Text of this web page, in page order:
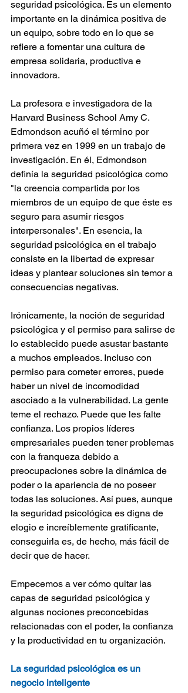
seguridad psicológica. Es un elemento
importante en la dinámica positiva de
un equipo, sobre todo en lo que se
refiere a fomentar una cultura de
empresa solidaria, productiva e
innovadora.
La profesora e investigadora de la
Harvard Business School Amy C.
Edmondson acuñó el término por
primera vez en 1999 en un trabajo de
investigación. En él, Edmondson
definía la seguridad psicológica como
"la creencia compartida por los
miembros de un equipo de que éste es
seguro para asumir riesgos
interpersonales". En esencia, la
seguridad psicológica en el trabajo
consiste en la libertad de expresar
ideas y plantear soluciones sin temor a
consecuencias negativas.
Irónicamente, la noción de seguridad
psicológica y el permiso para salirse de
lo establecido puede asustar bastante
a muchos empleados. Incluso con
permiso para cometer errores, puede
haber un nivel de incomodidad
asociado a la vulnerabilidad. La gente
teme el rechazo. Puede que les falte
confianza. Los propios líderes
empresariales pueden tener problemas
con la franqueza debido a
preocupaciones sobre la dinámica de
poder o la apariencia de no poseer
todas las soluciones. Así pues, aunque
la seguridad psicológica es digna de
elogio e increíblemente gratificante,
conseguirla es, de hecho, más fácil de
decir que de hacer.
Empecemos a ver cómo quitar las
capas de seguridad psicológica y
algunas nociones preconcebidas
relacionadas con el poder, la confianza
y la productividad en tu organización.
La seguridad psicológica es un
negocio inteligente